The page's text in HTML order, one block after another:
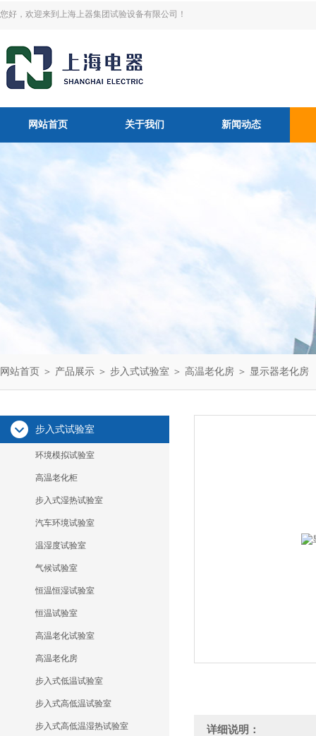
您好，欢迎来到上海上器集团试验设备有限公司！
网站首页 关于我们 新闻动态
网站首页 ＞ 产品展示 ＞ 步入式试验室 ＞ 高温老化房 ＞ 显示器老化房
步入式试验室
环境模拟试验室
高温老化柜
步入式湿热试验室
汽车环境试验室
温湿度试验室
气候试验室
恒温恒湿试验室
恒温试验室
高温老化试验室
高温老化房
步入式低温试验室
步入式高低温试验室
步入式高低温湿热试验室 详细说明：